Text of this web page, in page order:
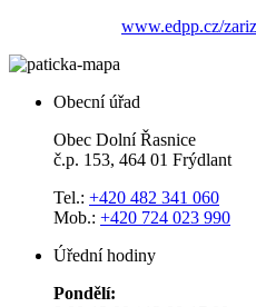
www.edpp.cz/
Obecní úřad
Obec Dolní Řasnice
č.p. 153, 464 01 Frýdlant
Tel.: +420 482 341 060
Mob.: +420 724 023 990
Úřední hodiny
Pondělí: